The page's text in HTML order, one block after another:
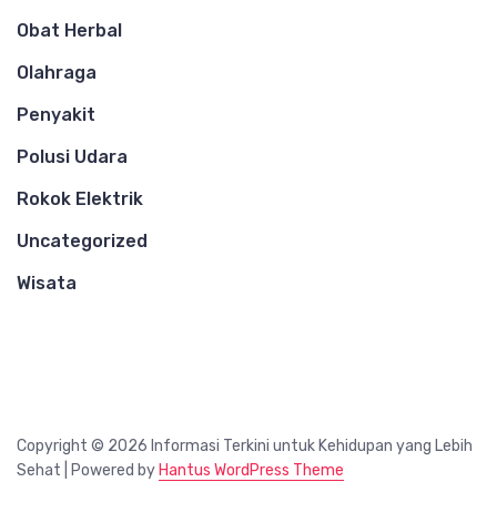
Obat Herbal
Olahraga
Penyakit
Polusi Udara
Rokok Elektrik
Uncategorized
Wisata
Copyright © 2026 Informasi Terkini untuk Kehidupan yang Lebih
Sehat | Powered by Hantus WordPress Theme